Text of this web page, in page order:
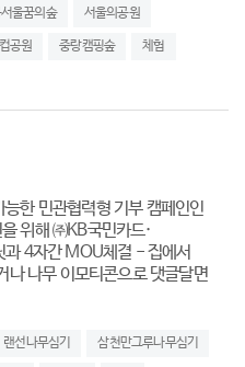
울꿈의숲 서울의공원
공원 중랑캠핑숲 체험
한 민관협력형 기부 캠페인인
위해 ㈜KB국민카드·
과 4자간 MOU체결 - 집에서
나 나무 이모티콘으로 댓글달면
랜선나무심기 삼천만그루나무심기